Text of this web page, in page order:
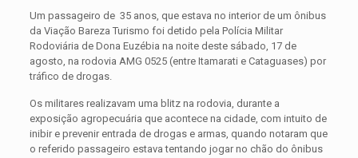
Um passageiro de 35 anos, que estava no interior de um ônibus
da Viação Bareza Turismo foi detido pela Polícia Militar
Rodoviária de Dona Euzébia na noite deste sábado, 17 de
agosto, na rodovia AMG 0525 (entre Itamarati e Cataguases) por
tráfico de drogas.
Os militares realizavam uma blitz na rodovia, durante a
exposição agropecuária que acontece na cidade, com intuito de
inibir e prevenir entrada de drogas e armas, quando notaram que
o referido passageiro estava tentando jogar no chão do ônibus